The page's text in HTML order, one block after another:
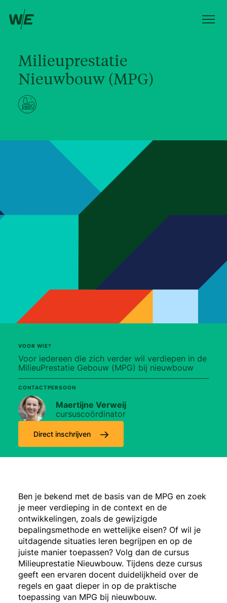
Milieuprestatie
Nieuwbouw (MPG)
VOOR WIE?
Voor iedereen die zich verder wil verdiepen in de
MilieuPrestatie Gebouw (MPG) bij nieuwbouw
CONTACTPERSOON
Maertijne Verweij
cursuscoördinator
Direct inschrijven
Ben je bekend met de basis van de MPG en zoek
je meer verdieping in de context en de
ontwikkelingen, zoals de gewijzigde
bepalingsmethode en wettelijke eisen? Of wil je
uitdagende situaties leren begrijpen en op de
juiste manier toepassen? Volg dan de cursus
Milieuprestatie Nieuwbouw. Tijdens deze cursus
geeft een ervaren docent duidelijkheid over de
regels en gaat dieper in op de praktische
toepassing van MPG bij nieuwbouw.